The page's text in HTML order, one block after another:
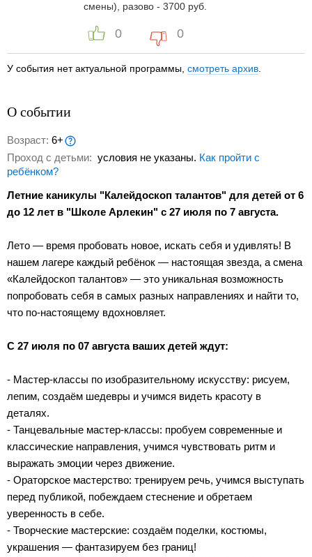
смены), разово - 3700 руб.
0 0
У события нет актуальной программы, смотреть архив
О событии
Возраст: 6+
Проход с детьми: условия не указаны. Как пройти с
ребёнком?
Летние каникулы "Калейдоскоп талантов" для детей от 6
до 12 лет в "Школе Арлекин" с 27 июля по 7 августа.
Лето — время пробовать новое, искать себя и удивлять! В
нашем лагере каждый ребёнок — настоящая звезда, а смена
«Калейдоскоп талантов» — это уникальная возможность
попробовать себя в самых разных направлениях и найти то,
что по-настоящему вдохновляет.
С 27 июля по 07 августа ваших детей ждут:
- Мастер-классы по изобразительному искусству: рисуем,
лепим, создаём шедевры и учимся видеть красоту в
деталях.
- Танцевальные мастер-классы: пробуем современные и
классические направления, учимся чувствовать ритм и
выражать эмоции через движение.
- Ораторское мастерство: тренируем речь, учимся выступать
перед публикой, побеждаем стеснение и обретаем
уверенность в себе.
- Творческие мастерские: создаём поделки, костюмы,
украшения — фантазируем без границ!